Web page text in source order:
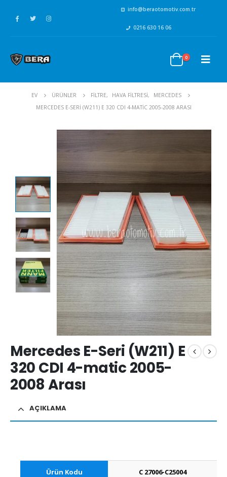
info@beraotomotiv.com.tr
0216 630 16 06
0
EV ÜRÜNLER FİLTRE, HAVA FİLTRESİ,
MERCEDES
MERCEDES E-SERI (W211) E 320 CDI 4-MATIC 2005-2008 ARASI
Mercedes E-Seri (W211) E
320 CDI 4-matic 2005-
2008 Arası
AÇIKLAMA
Ürün Kodu C 27006-C25004